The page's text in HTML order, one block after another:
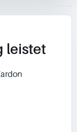
leistet